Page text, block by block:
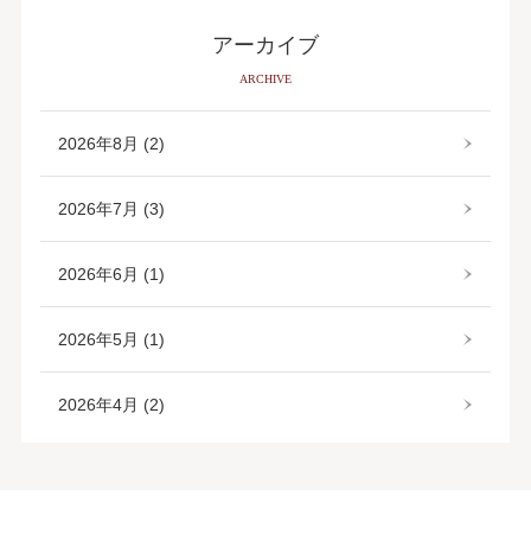
アーカイブ
ARCHIVE
2026年8月 (2)
2026年7月 (3)
2026年6月 (1)
2026年5月 (1)
2026年4月 (2)